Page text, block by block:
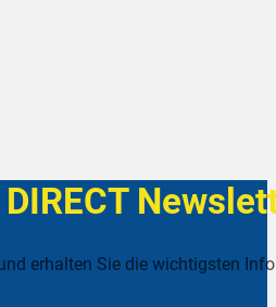
DIRECT
erhalten Sie die wichtigsten